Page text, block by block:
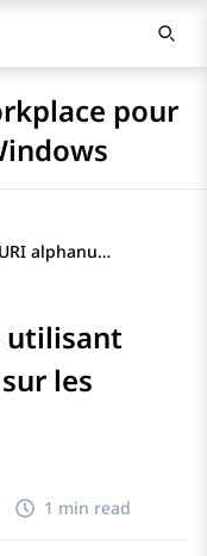
pour
Passage d'un appel en utilisant l'URI alphanumérique sur les clients mobiles
utilisant
les
1 min read